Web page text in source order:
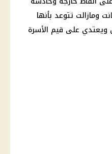
ومازالت تتوعد بأنها
على قيم الأسرة